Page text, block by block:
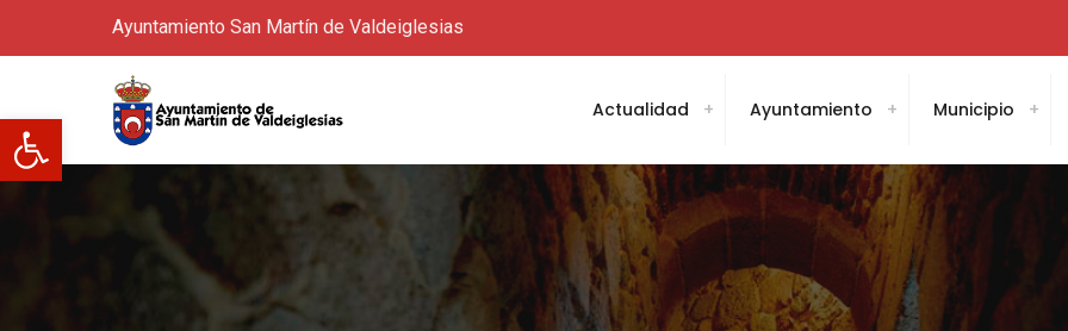
Abrir barra de herramientas
Ayuntamiento San Martín de Valdeiglesias
Actualidad Ayuntamiento Municipio